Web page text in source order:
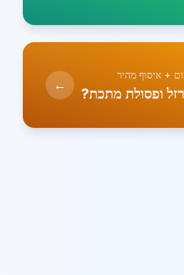
+ איסוף מהיר
ופסולת מתכת? ←